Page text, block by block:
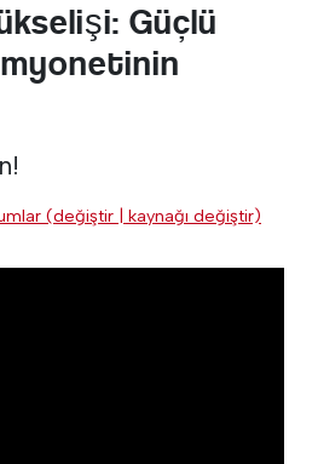
Güçlü
(değiştir | kaynağı değiştir)